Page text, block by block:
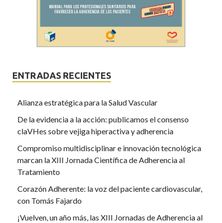
ENTRADAS RECIENTES
Alianza estratégica para la Salud Vascular
De la evidencia a la acción: publicamos el consenso
claVHes sobre vejiga hiperactiva y adherencia
Compromiso multidisciplinar e innovación tecnológica
marcan la XIII Jornada Científica de Adherencia al
Tratamiento
Corazón Adherente: la voz del paciente cardiovascular,
con Tomás Fajardo
¡Vuelven, un año más, las XIII Jornadas de Adherencia al